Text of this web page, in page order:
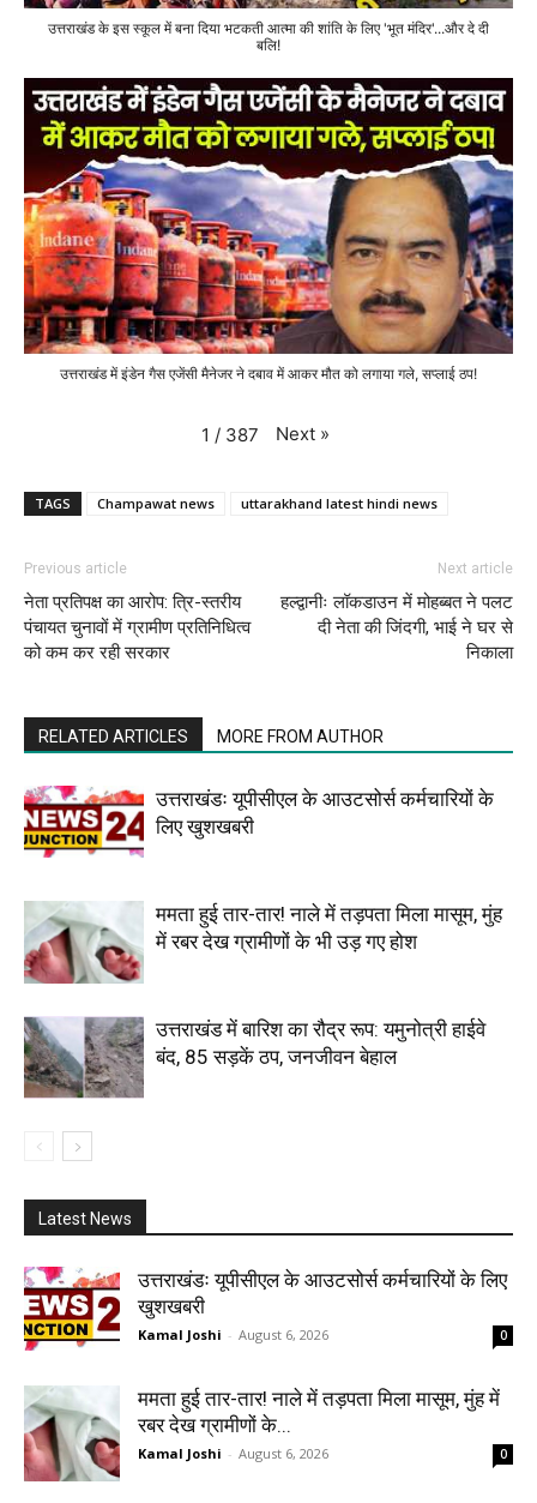
उत्तराखंड के इस स्कूल में बना दिया भटकती आत्मा की शांति के लिए 'भूत मंदिर'...और दे दी
बलि!
उत्तराखंड में इंडेन गैस एजेंसी मैनेजर ने दबाव में आकर मौत को लगाया गले, सप्लाई ठप!
1 / 387 Next »
TAGS Champawat news uttarakhand latest hindi news
Previous article
नेता प्रतिपक्ष का आरोप: त्रि-स्तरीय
पंचायत चुनावों में ग्रामीण प्रतिनिधित्व
को कम कर रही सरकार
Next article
हल्द्वानीः लॉकडाउन में मोहब्बत ने पलट
दी नेता की जिंदगी, भाई ने घर से
निकाला
RELATED ARTICLES MORE FROM AUTHOR
उत्तराखंडः यूपीसीएल के आउटसोर्स कर्मचारियों के
लिए खुशखबरी
ममता हुई तार-तार! नाले में तड़पता मिला मासूम, मुंह
में रबर देख ग्रामीणों के भी उड़ गए होश
उत्तराखंड में बारिश का रौद्र रूप: यमुनोत्री हाईवे
बंद, 85 सड़कें ठप, जनजीवन बेहाल
Latest News
उत्तराखंडः यूपीसीएल के आउटसोर्स कर्मचारियों के लिए
खुशखबरी
Kamal Joshi - August 6, 2026 0
ममता हुई तार-तार! नाले में तड़पता मिला मासूम, मुंह में
रबर देख ग्रामीणों के...
Kamal Joshi - August 6, 2026 0